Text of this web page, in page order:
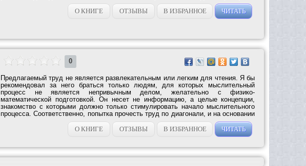
О КНИГЕ
ОТЗЫВЫ В ИЗБРАННОЕ ЧИТАТЬ
0
Предлагаемый труд не является развлекательным или легким для чтения. Я бы
рекомендовал за него браться только людям, для которых мыслительный
процесс не является непривычным делом, желательно с физико-
математической подготовкой. Он несет не информацию, а целые концепции,
знакомство с которыми должно только стимулировать начало мыслительного
процесса. Соответственно, попытка прочесть труд по диагонали, и на основании
О КНИГЕ
ОТЗЫВЫ В ИЗБРАННОЕ ЧИТАТЬ